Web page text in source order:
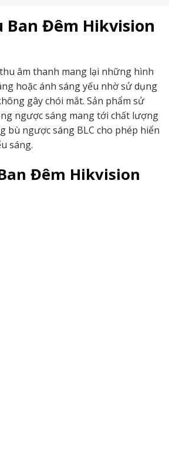
Ban Đêm Hikvision
âm thanh mang lại những hình
hoặc ánh sáng yếu nhờ sử dụng
gây chói mắt. Sản phẩm sử
ngược sáng mang tới chất lượng
bù ngược sáng BLC cho phép hiển
sáng.
Đêm Hikvision